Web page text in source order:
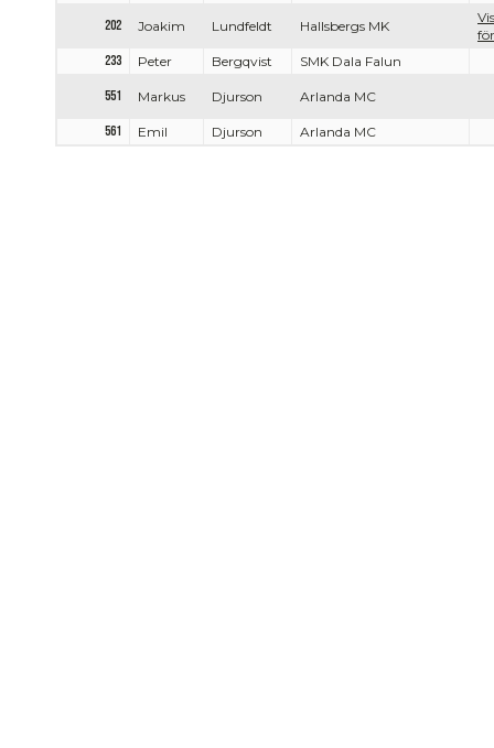
202 Joakim Lundfeldt Hallsbergs MK
233
Peter Bergqvist SMK Dala Falun
551 Markus Djurson Arlanda MC
561 Emil Djurson Arlanda MC